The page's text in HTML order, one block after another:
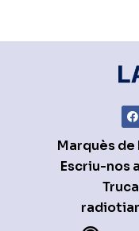
Marquès de
Escriu-nos